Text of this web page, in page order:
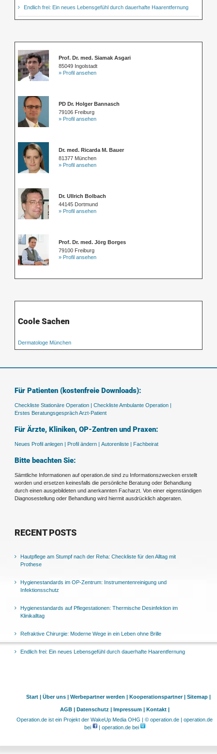
Endlich frei: Ein neues Lebensgefühl durch dauerhafte Haarentfernung
Prof. Dr. med. Siamak Asgari
85049 Ingolstadt
» Profil ansehen
PD Dr. Holger Bannasch
79106 Freiburg
» Profil ansehen
Dr. med. Ricarda M. Bauer
81377 München
» Profil ansehen
Dr. Ullrich Bolbach
44145 Dortmund
» Profil ansehen
Prof. Dr. med. Jörg Borges
79100 Freiburg
» Profil ansehen
Coole Sachen
Dermatologe München
Für Patienten (kostenfreie Downloads):
Checkliste Stationäre Operation | Checkliste Ambulante Operation |
Erstes Beratungsgespräch Arzt-Patient
Für Ärzte, Kliniken, OP-Zentren und Praxen:
Neues Profil anlegen | Profil ändern | Autorenliste | Fachbeirat
Bitte beachten Sie:
Sämtliche Informationen auf operation.de sind zu Informationszwecken erstellt
worden und ersetzen keinesfalls die persönliche Beratung oder Behandlung
durch einen ausgebildeten und anerkannten Facharzt. Von einer eigenständigen
Diagnosestellung oder Behandlung wird hiermit ausdrücklich abgeraten.
RECENT POSTS
Hautpflege am Stumpf nach der Reha: Checkliste für den Alltag mit
Prothese
Hygienestandards im OP-Zentrum: Instrumentenreinigung und
Infektionsschutz
Hygienestandards auf Pflegestationen: Thermische Desinfektion im
Klinikalltag
Refraktive Chirurgie: Moderne Wege in ein Leben ohne Brille
Endlich frei: Ein neues Lebensgefühl durch dauerhafte Haarentfernung
Start | Über uns | Werbepartner werden | Kooperationspartner | Sitemap |
AGB | Datenschutz | Impressum | Kontakt |
Operation.de ist ein Projekt der WakeUp Media OHG | © operation.de | operation.de
bei
| operation.de bei